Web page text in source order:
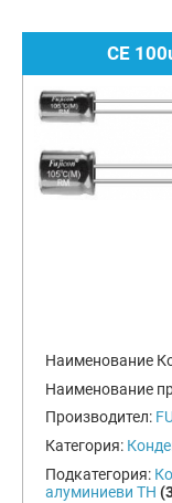
CE
Наименование
Наименование
Производител:
Категория:
Подкатегория:
алуминиеви TH